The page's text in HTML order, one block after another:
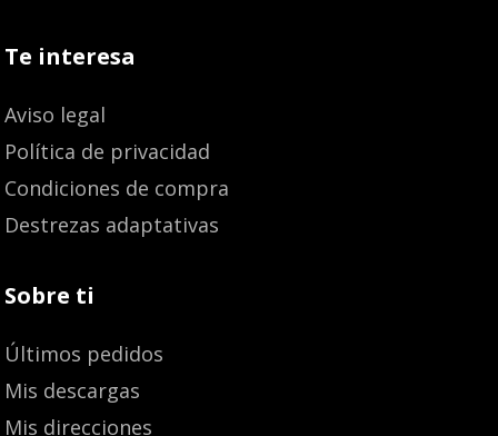
Te interesa
Aviso legal
Política de privacidad
Condiciones de compra
Destrezas adaptativas
Sobre ti
Últimos pedidos
Mis descargas
Mis direcciones